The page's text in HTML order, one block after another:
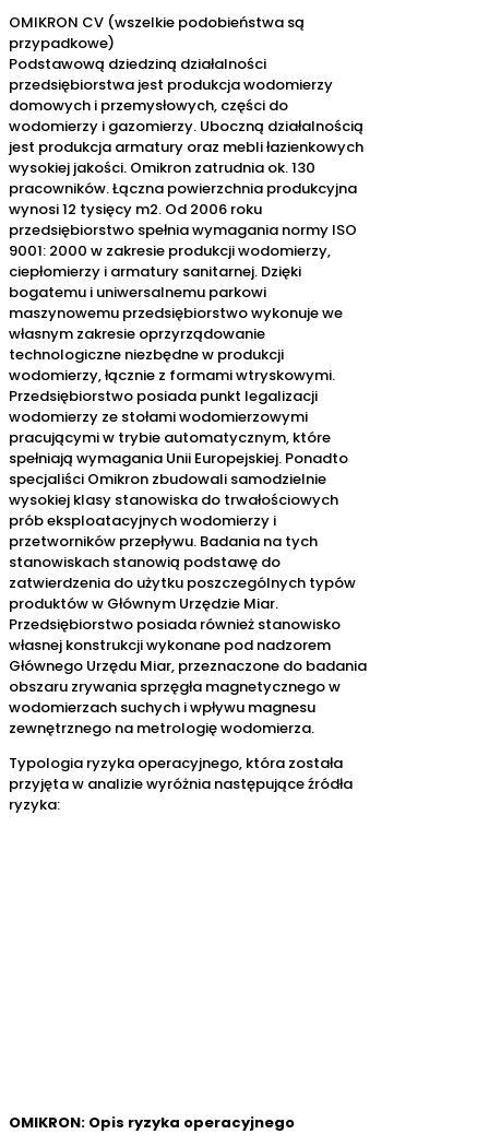
OMIKRON CV (wszelkie podobieństwa są
przypadkowe)
Podstawową dziedziną działalności
przedsiębiorstwa jest produkcja wodomierzy
domowych i przemysłowych, części do
wodomierzy i gazomierzy. Uboczną działalnością
jest produkcja armatury oraz mebli łazienkowych
wysokiej jakości. Omikron zatrudnia ok. 130
pracowników. Łączna powierzchnia produkcyjna
wynosi 12 tysięcy m2. Od 2006 roku
przedsiębiorstwo spełnia wymagania normy ISO
9001: 2000 w zakresie produkcji wodomierzy,
ciepłomierzy i armatury sanitarnej. Dzięki
bogatemu i uniwersalnemu parkowi
maszynowemu przedsiębiorstwo wykonuje we
własnym zakresie oprzyrządowanie
technologiczne niezbędne w produkcji
wodomierzy, łącznie z formami wtryskowymi.
Przedsiębiorstwo posiada punkt legalizacji
wodomierzy ze stołami wodomierzowymi
pracującymi w trybie automatycznym, które
spełniają wymagania Unii Europejskiej. Ponadto
specjaliści Omikron zbudowali samodzielnie
wysokiej klasy stanowiska do trwałościowych
prób eksploatacyjnych wodomierzy i
przetworników przepływu. Badania na tych
stanowiskach stanowią podstawę do
zatwierdzenia do użytku poszczególnych typów
produktów w Głównym Urzędzie Miar.
Przedsiębiorstwo posiada również stanowisko
własnej konstrukcji wykonane pod nadzorem
Głównego Urzędu Miar, przeznaczone do badania
obszaru zrywania sprzęgła magnetycznego w
wodomierzach suchych i wpływu magnesu
zewnętrznego na metrologię wodomierza.
Typologia ryzyka operacyjnego, która została
przyjęta w analizie wyróżnia następujące źródła
ryzyka:
OMIKRON: Opis ryzyka operacyjnego